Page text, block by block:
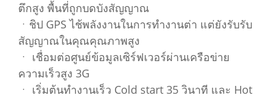
ตึกสูง พื้นที่ถูกบดบังสัญญาณ
ㆍชิป GPS ไช้พลังงานในการทำงานต่า แต่ยังรับรับ
สัญญาณในคุณคุณภาพสูง
ㆍ เชื่อมต่อศูนย์ข้อมูลเซิร์ฟเวอร์ผ่านเครือข่าย
ความเร็วสูง 3G
ㆍ เริ่มต้นทำงานเร็ว Cold start 35 วินาที และ Hot